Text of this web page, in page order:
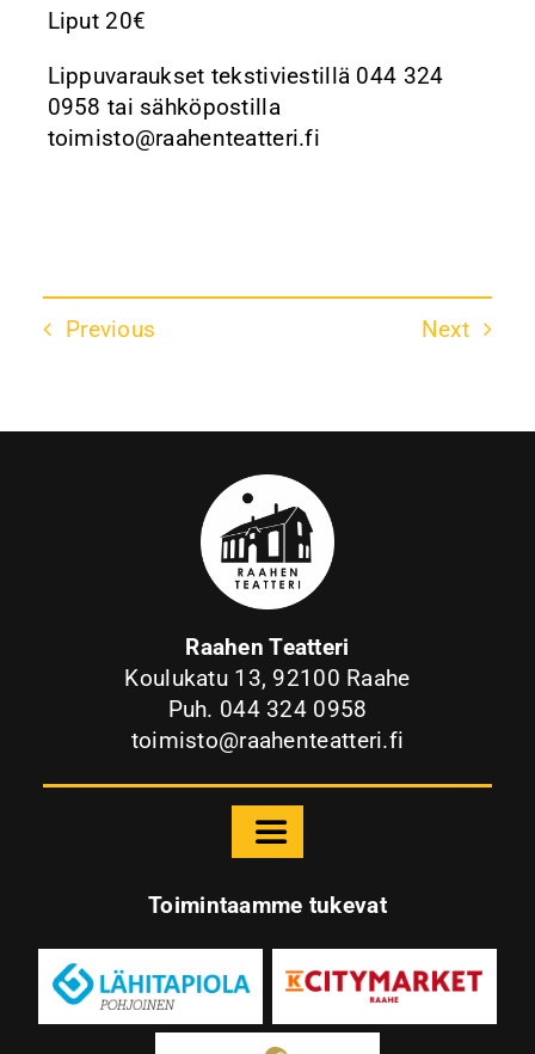
Liput 20€
Lippuvaraukset tekstiviestillä 044 324
0958 tai sähköpostilla
toimisto@raahenteatteri.fi
Previous Next
Raahen Teatteri
Koulukatu 13, 92100 Raahe
Puh. 044 324 0958
toimisto@raahenteatteri.fi
Toggle
Raahen Teatteri
Palvelut
Toimintaamme tukevat